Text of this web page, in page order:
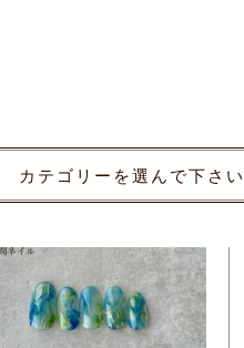
カテゴリーを選んで下さい